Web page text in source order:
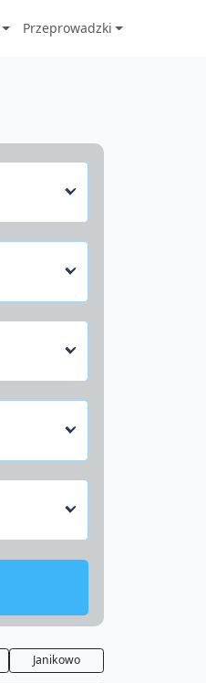
Przeprowadzki
Janikowo